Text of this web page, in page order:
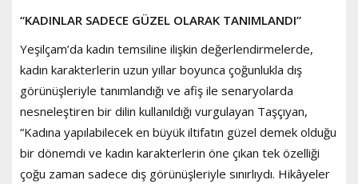
“KADINLAR SADECE GÜZEL OLARAK TANIMLANDI”
Yeşilçam’da kadın temsiline ilişkin değerlendirmelerde,
kadın karakterlerin uzun yıllar boyunca çoğunlukla dış
görünüşleriyle tanımlandığı ve afiş ile senaryolarda
nesneleştiren bir dilin kullanıldığı vurgulayan Taşçıyan,
“Kadına yapılabilecek en büyük iltifatın güzel demek olduğu
bir dönemdi ve kadın karakterlerin öne çıkan tek özelliği
çoğu zaman sadece dış görünüşleriyle sınırlıydı. Hikâyeler